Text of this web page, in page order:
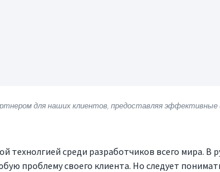
для наших клиентов, предоставляя эффективные
технолгией среди разработчиков всего мира.
проблему своего клиента. Но следует